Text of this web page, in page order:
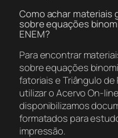
Como achar materiais
sobre equações
ENEM?
Para encontrar
sobre equações
fatoriais e Triângulo de
utilizar o Acervo On-
disponibilizamos
formatados para
impressão.